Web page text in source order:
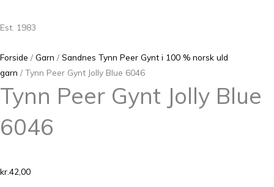
Est. 1983
Forside / Garn / Sandnes Tynn Peer Gynt i 100 % norsk uld
garn / Tynn Peer Gynt Jolly Blue 6046
Tynn Peer Gynt Jolly Blue
6046
kr.42,00